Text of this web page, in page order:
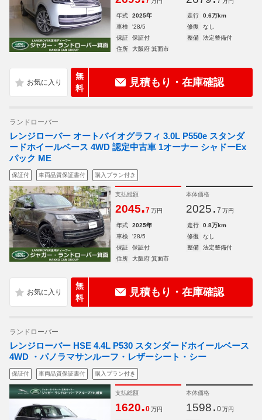
年式 2025年 走行
0.6万km
車検
'28/5 修復
なし
保証
保証付 整備
法定整備付
住所
大阪府 箕面市
無
料
見積もり・在庫確認
ランドローバー
レンジローバー オートバイオグラフィ 3.0L P550e スタンダ
ードホイールベース 4WD 認定中古車 1オーナー シャドーEx
パック ME
保証付 車両品質保証書付 購入プラン付き
支払総額
2045.7 万円
本体価格
2025. 7 万円
年式 2025年 走行
0.8万km
車検
'28/5 修復
なし
保証
保証付 整備
法定整備付
住所
大阪府 箕面市
無
料
見積もり・在庫確認
ランドローバー
レンジローバー HSE 4.4L P530 スタンダードホイールベース
4WD ・パノラマサンルーフ・レザーシート・シー
保証付 車両品質保証書付 購入プラン付き
支払総額
1620.0 万円
本体価格
1598. 0 万円